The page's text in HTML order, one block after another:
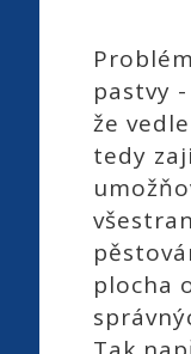
pastvy
že
tedy
plocha